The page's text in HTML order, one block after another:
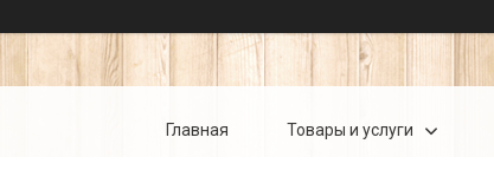
Главная Товары и услуги